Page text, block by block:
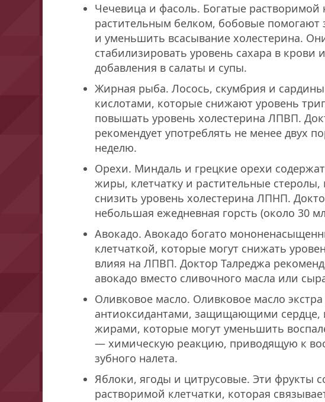
Чечевица и фасоль. Богатые растворимой
растительным белком, бобовые
и уменьшить всасывание холестерина.
стабилизировать уровень сахара в крови
добавления в салаты и супы.
Жирная рыба. Лосось, скумбрия и
кислотами, которые снижают уровень
повышать уровень холестерина ЛПВП.
рекомендует употреблять не менее двух
неделю.
Орехи. Миндаль и грецкие орехи
жиры, клетчатку и растительные
снизить уровень холестерина ЛПНП.
небольшая ежедневная горсть (около 30
Авокадо. Авокадо богато
клетчаткой, которые могут снижать
влияя на ЛПВП. Доктор Талреджа
авокадо вместо сливочного масла или
Оливковое масло. Оливковое масло
антиоксидантами, защищающими
жирами, которые могут уменьшить
— химическую реакцию, приводящую к
зубного налета.
Яблоки, ягоды и цитрусовые. Эти фрукты
растворимой клетчатки, которая